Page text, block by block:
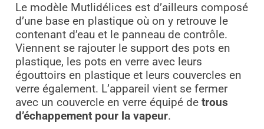
Le modèle Mutlidélices est d’ailleurs composé
d’une base en plastique où on y retrouve le
contenant d’eau et le panneau de contrôle.
Viennent se rajouter le support des pots en
plastique, les pots en verre avec leurs
égouttoirs en plastique et leurs couvercles en
verre également. L’appareil vient se fermer
avec un couvercle en verre équipé de trous
d’échappement pour la vapeur.